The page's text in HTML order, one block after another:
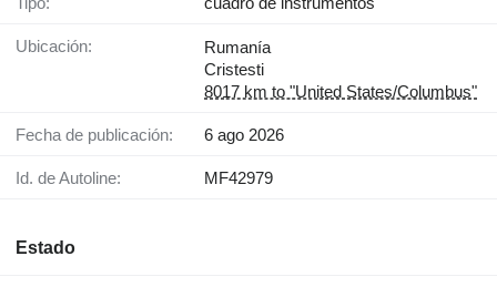
Ubicación:
Rumanía
Cristesti
8017 km to "United States/Columbus"
Fecha de publicación: 6 ago 2026
Id. de Autoline: MF42979
Estado